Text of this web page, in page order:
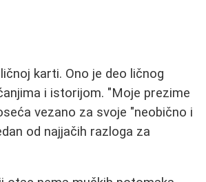
karti. Ono je deo ličnog
i istorijom. "Moje prezime
vezano za svoje "neobično i
od najjačih razloga za